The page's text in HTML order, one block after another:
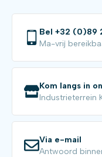
Bel +32 (0)89
Ma-vrij
Kom langs in
Industrieterrein
Via e-mail
Antwoord